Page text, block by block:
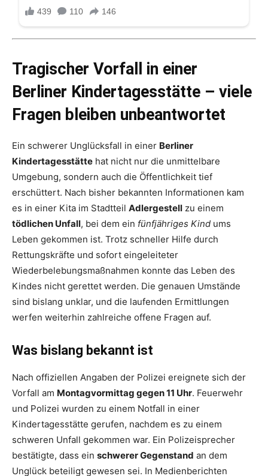
Tragischer Vorfall in einer
Berliner Kindertagesstätte – viele
Fragen bleiben unbeantwortet
Ein schwerer Unglücksfall in einer Berliner
Kindertagesstätte hat nicht nur die unmittelbare
Umgebung, sondern auch die Öffentlichkeit tief
erschüttert. Nach bisher bekannten Informationen kam
es in einer Kita im Stadtteil Adlergestell zu einem
tödlichen Unfall, bei dem ein fünfjähriges Kind ums
Leben gekommen ist. Trotz schneller Hilfe durch
Rettungskräfte und sofort eingeleiteter
Wiederbelebungsmaßnahmen konnte das Leben des
Kindes nicht gerettet werden. Die genauen Umstände
sind bislang unklar, und die laufenden Ermittlungen
werfen weiterhin zahlreiche offene Fragen auf.
Was bislang bekannt ist
Nach offiziellen Angaben der Polizei ereignete sich der
Vorfall am Montagvormittag gegen 11 Uhr. Feuerwehr
und Polizei wurden zu einem Notfall in einer
Kindertagesstätte gerufen, nachdem es zu einem
schweren Unfall gekommen war. Ein Polizeisprecher
bestätigte, dass ein schwerer Gegenstand an dem
Unglück beteiligt gewesen sei. In Medienberichten